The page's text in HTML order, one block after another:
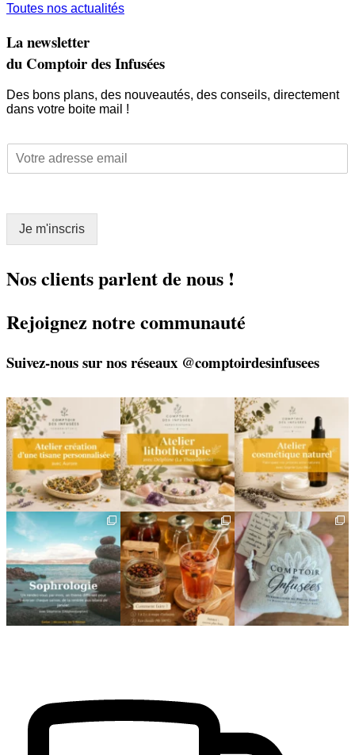
Toutes nos actualités
La newsletter
du Comptoir des Infusées
Des bons plans, des nouveautés, des conseils, directement
dans votre boite mail !
*
*
l
Je m'inscris
Nos clients parlent de nous !
Rejoignez notre communauté
Suivez-nous sur nos réseaux @comptoirdesinfusees
🌿 Créez votre tisane sur-
mesure
Un...
9 0
🌿 Un bracelet
énergétique, juste pour
vous
...
2 0
🌿 Deux rendez-vous
cosmétiques avec Sophie
(Lou...
6 0
🌿 Cinq mois, cinq façons
de souffler
...
8 1
Deux visages, une même
philosophie 🌿
Le...
11 0
🎁 L`attention qui fait
plaisir — et qui vous...
24 2